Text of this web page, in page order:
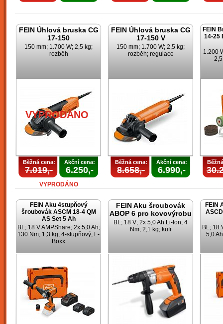
FEIN Úhlová bruska CG
17-150
150 mm; 1.700 W; 2,5 kg;
rozběh
VYPRODÁNO
Běžná cena:
7.019,-
Akční cena:
6.250,-
VYPRODÁNO
FEIN Úhlová bruska CG
17-150 V
150 mm; 1.700 W; 2,5 kg;
rozběh; regulace
Běžná cena:
8.658,-
Akční cena:
6.990,-
FEIN
14-25
1.200
FEIN Aku 4stupňový
šroubovák ASCM 18-4 QM
AS Set 5 Ah
BL; 18 V AMPShare; 2x 5,0 Ah;
130 Nm; 1,3 kg; 4-stupňový; L-
Boxx
FEIN Aku šroubovák
ABOP 6 pro kovovýrobu
BL; 18 V; 2x 5,0 Ah Li-Ion; 4
Nm; 2,1 kg; kufr
FEIN
BL; 18
5,0